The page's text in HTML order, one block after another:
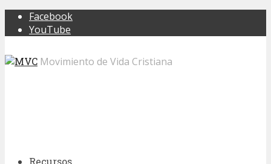
Facebook
YouTube
Movimiento de Vida Cristiana
Recursos